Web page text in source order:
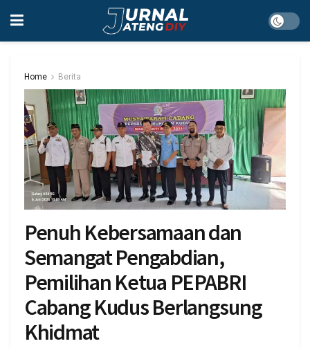
Home Berita
Penuh Kebersamaan dan
Semangat Pengabdian,
Pemilihan Ketua PEPABRI
Cabang Kudus Berlangsung
Khidmat